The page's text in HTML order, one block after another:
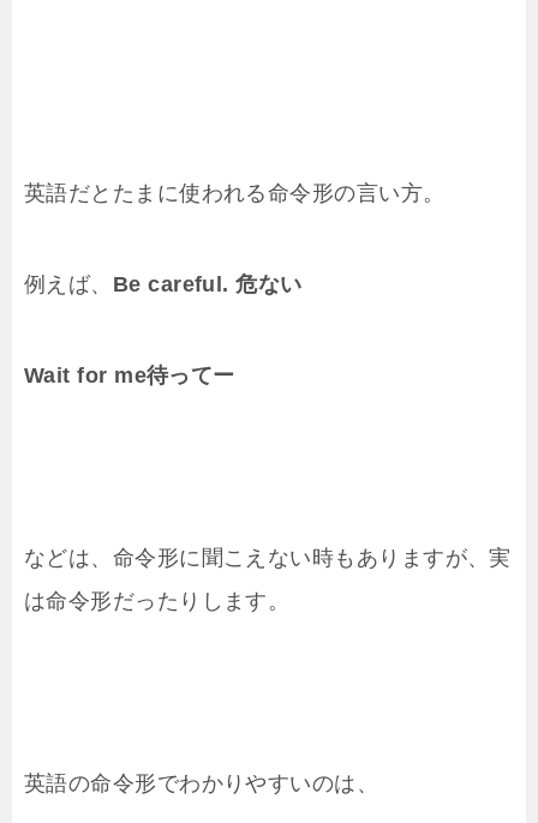
英語だとたまに使われる命令形の言い方。
例えば、 Be careful. 危ない
Wait for me待ってー
などは、命令形に聞こえない時もありますが、実
は命令形だったりします。
英語の命令形でわかりやすいのは、